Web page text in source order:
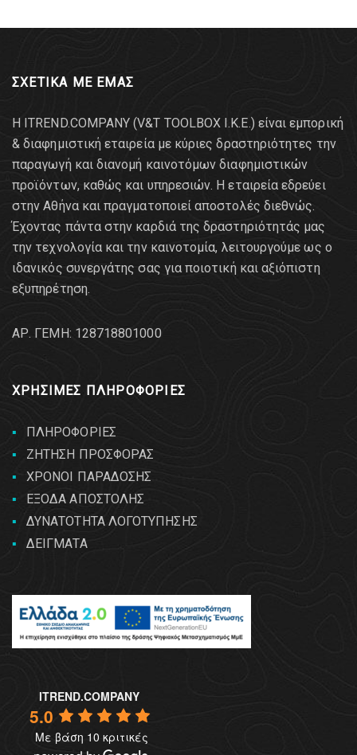
ΣΧΕΤΙΚΑ ΜΕ ΕΜΑΣ
Η ITREND.COMPANY (V&T TOOLBOX Ι.Κ.Ε.) είναι εμπορική
& διαφημιστική εταιρεία με κύριες δραστηριότητες την
παραγωγή και διανομή καινοτόμων διαφημιστικών
προϊόντων, καθώς και υπηρεσιών. Η εταιρεία εδρεύει
στην Αθήνα και πραγματοποιεί αποστολές διεθνώς.
Έχοντας πάντα στην καρδιά της δραστηριότητάς μας
την τεχνολογία και την καινοτομία, λειτουργούμε ως ο
ιδανικός συνεργάτης σας για ποιοτική και αξιόπιστη
εξυπηρέτηση.
AΡ. ΓΕΜΗ: 128718801000
ΧΡΗΣΙΜΕΣ ΠΛΗΡΟΦΟΡΙΕΣ
ΠΛΗΡΟΦΟΡΙΕΣ
ΖΗΤΗΣΗ ΠΡΟΣΦΟΡΑΣ
ΧΡΟΝΟΙ ΠΑΡΑΔΟΣΗΣ
ΕΞΟΔΑ ΑΠΟΣΤΟΛΗΣ
ΔΥΝΑΤΟΤΗΤΑ ΛΟΓΟΤΥΠΗΣΗΣ
ΔΕΙΓΜΑΤΑ
ITREND.COMPANY
5.0
Με βάση 10 κριτικές